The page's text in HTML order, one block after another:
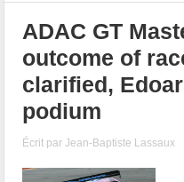
ADAC GT
outcome of
clarified,
podium
Écrit parJean-Baptiste Lassaux
...